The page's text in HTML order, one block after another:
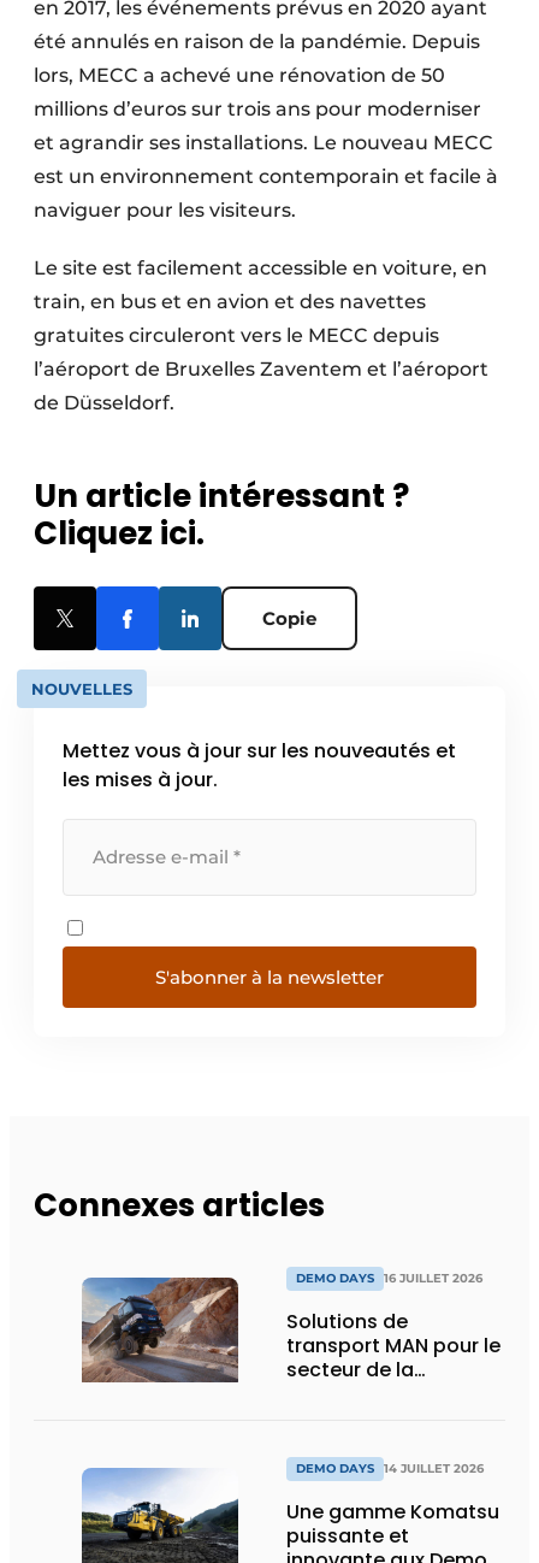
en 2017, les événements prévus en 2020 ayant
été annulés en raison de la pandémie. Depuis
lors, MECC a achevé une rénovation de 50
millions d’euros sur trois ans pour moderniser
et agrandir ses installations. Le nouveau MECC
est un environnement contemporain et facile à
naviguer pour les visiteurs.
Le site est facilement accessible en voiture, en
train, en bus et en avion et des navettes
gratuites circuleront vers le MECC depuis
l’aéroport de Bruxelles Zaventem et l’aéroport
de Düsseldorf.
Un article intéressant ?
Cliquez ici.
Copie
NOUVELLES
Mettez vous à jour sur les nouveautés et
les mises à jour.
S'abonner à la newsletter
Connexes articles
DEMO DAYS 16 JUILLET 2026
Solutions de
transport MAN pour le
secteur de la
DEMO DAYS 14 JUILLET 2026
Une gamme Komatsu
puissante et